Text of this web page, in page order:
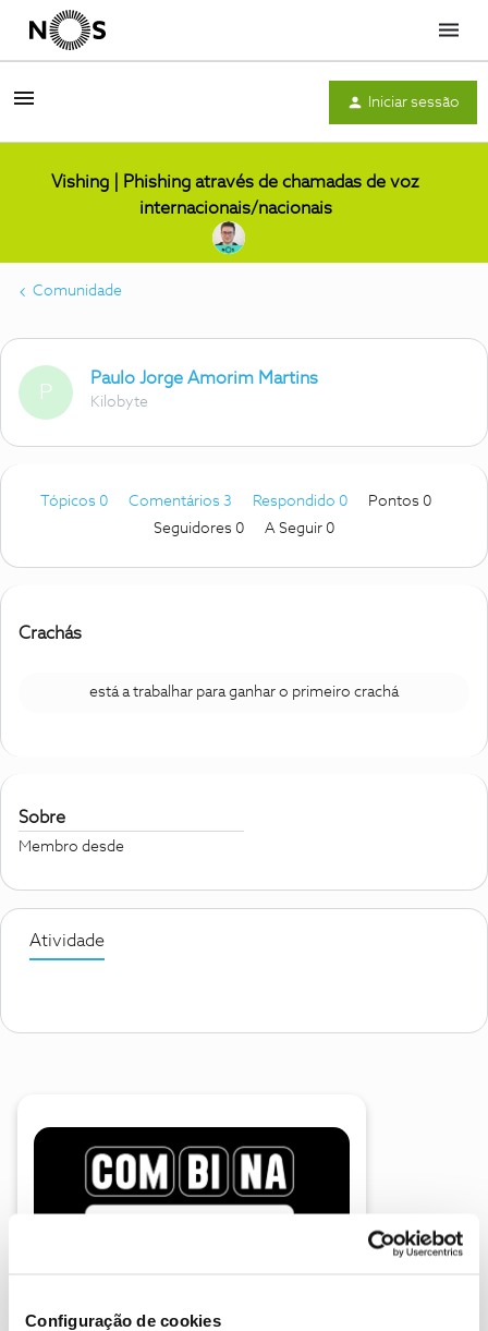
Configuração de cookies
Menu
Iniciar sessão
Vishing | Phishing através de chamadas de voz
internacionais/nacionais
Comunidade
P
Paulo Jorge Amorim Martins
Kilobyte
Tópicos 0 Comentários 3 Respondido 0
Pontos 0
Seguidores 0 A Seguir 0
Crachás
está a trabalhar para ganhar o primeiro crachá
Sobre
Membro desde
Atividade